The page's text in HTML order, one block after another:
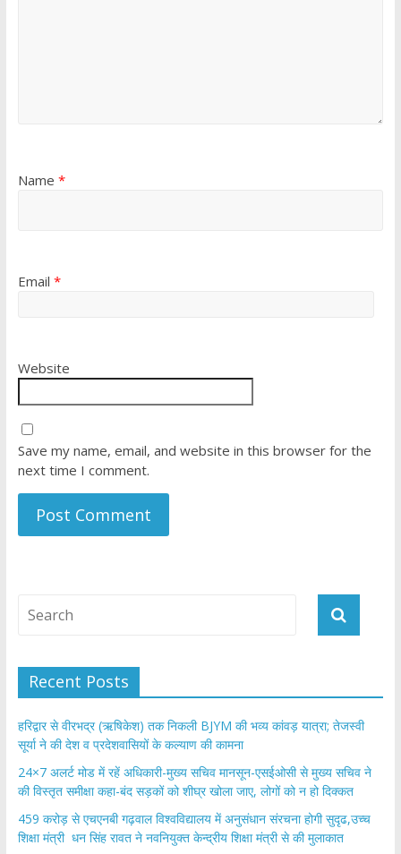
Name *
Email *
Website
Save my name, email, and website in this browser for the
next time I comment.
Recent Posts
​हरिद्वार से वीरभद्र (ऋषिकेश) तक निकली BJYM की भव्य कांवड़ यात्रा; तेजस्वी
सूर्या ने की देश व प्रदेशवासियों के कल्याण की कामना
24×7 अलर्ट मोड में रहें अधिकारी-मुख्य सचिव मानसून-एसईओसी से मुख्य सचिव ने
की विस्तृत समीक्षा कहा-बंद सड़कों को शीघ्र खोला जाए, लोगों को न हो दिक्कत
459 करोड़ से एचएनबी गढ़वाल विश्वविद्यालय में अनुसंधान संरचना होगी सुदृढ,उच्च
शिक्षा मंत्री धन सिंह रावत ने नवनियुक्त केन्द्रीय शिक्षा मंत्री से की मुलाकात